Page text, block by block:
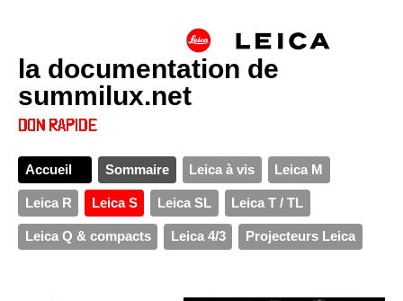
la documentation de
summilux.net
Accueil Sommaire Leica à vis Leica M
Leica R Leica S Leica SL Leica T / TL
Leica Q & compacts Leica 4/3 Projecteurs Leica